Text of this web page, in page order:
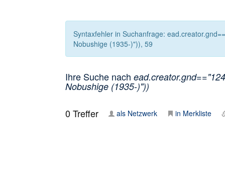
Syntaxfehler in Suchanfrage:
Nobushige (1935-)")), 59
Ihre Suche nach
Nobushige (1935-)"))
0Treffer als Netzwerk in Merkliste